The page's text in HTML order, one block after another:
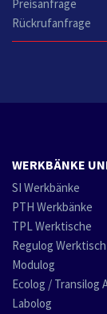
Preisanfrage
Rückrufanfrage
WERKBÄNKE
SI Werkbänke
PTH Werkbänke
TPL Werktische
Regulog Werktisch
Modulog
Ecolog / Transilog
Labolog